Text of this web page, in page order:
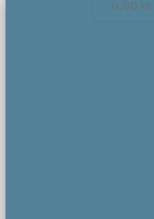
0,00 kr.